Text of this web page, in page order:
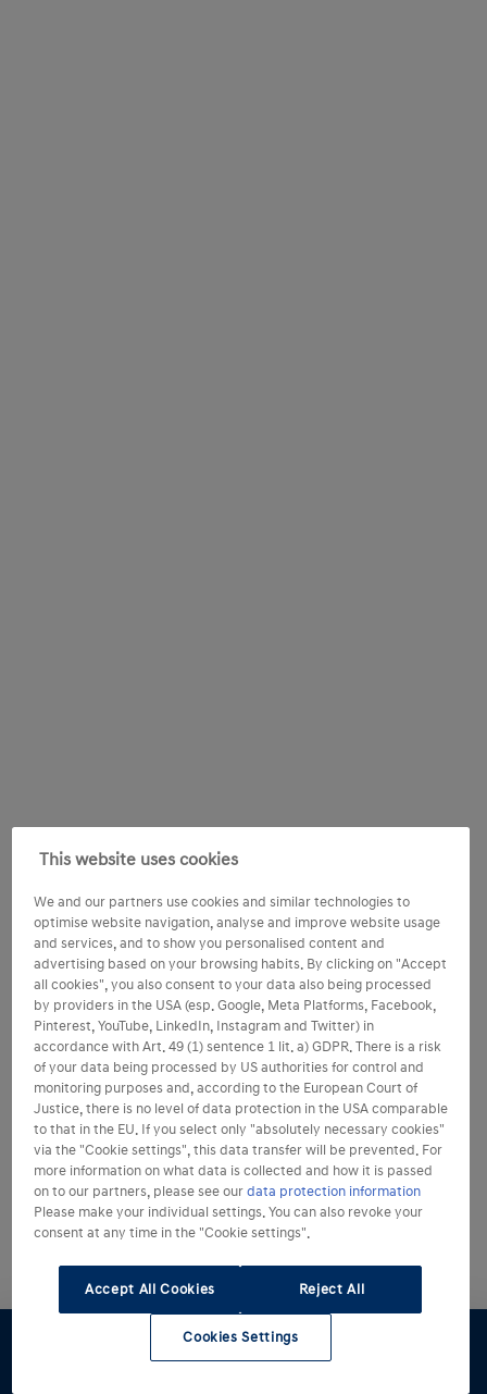
This website uses cookies
We and our partners use cookies and similar technologies to
optimise website navigation, analyse and improve website usage
and services, and to show you personalised content and
advertising based on your browsing habits. By clicking on "Accept
all cookies", you also consent to your data also being processed
by providers in the USA (esp. Google, Meta Platforms, Facebook,
Pinterest, YouTube, LinkedIn, Instagram and Twitter) in
accordance with Art. 49 (1) sentence 1 lit. a) GDPR. There is a risk
of your data being processed by US authorities for control and
monitoring purposes and, according to the European Court of
Justice, there is no level of data protection in the USA comparable
to that in the EU. If you select only "absolutely necessary cookies"
via the "Cookie settings", this data transfer will be prevented. For
more information on what data is collected and how it is passed
on to our partners, please see ourdata protection information
Please make your individual settings. You can also revoke your
consent at any time in the "Cookie settings".
Accept All Cookies Reject All
Cookies Settings